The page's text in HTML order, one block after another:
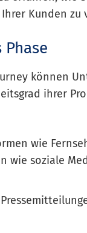
Kunden zu
können
ihrer
wie
wie soziale